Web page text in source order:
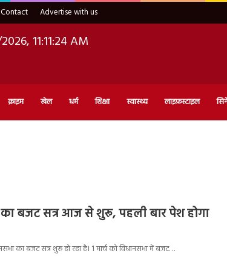
Contact Advertise with us
11:11:24 AM
क्राइम खेल धर्म शिक्षा स्वास्थ्य लाइफ़स्टाइल
का बजट सत्र आज से शुरू, पहली बार पेश होगा
का बजट सत्र शुरू हो रहा है। 1 मार्च को विधानसभा में बजट…